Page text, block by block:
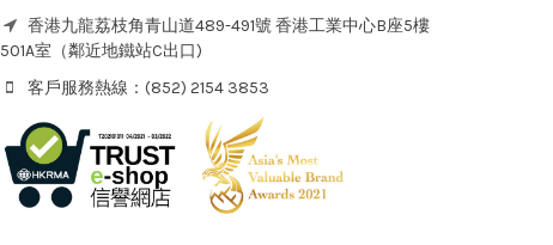
香港九龍荔枝角青山道489-491號 香港工業中心B座5樓
501A室（鄰近地鐵站C出口)
客戶服務熱線：(852) 2154 3853